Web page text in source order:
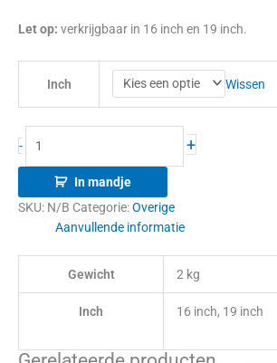
Let op: verkrijgbaar in 16 inch en 19 inch.
Inch Wissen
- +
In mandje
SKU: N/B Categorie:Overige
Aanvullende informatie
Gewicht 2 kg
Inch 16 inch, 19 inch